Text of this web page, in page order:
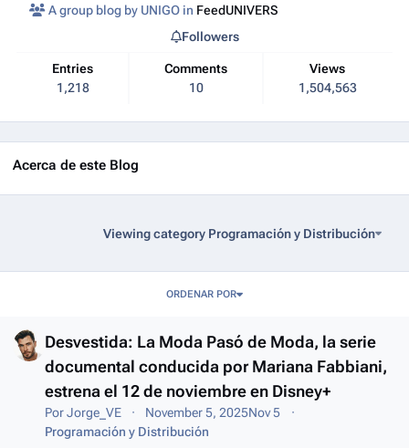
A group blog by UNIGO in FeedUNIVERS
Entries
1,218
Comments
10
Views
1,504,563
Followers
Acerca de este Blog
Viewing category Programación y Distribución
ORDENAR POR
Desvestida: La Moda Pasó de Moda, la serie
documental conducida por Mariana Fabbiani,
estrena el 12 de noviembre en Disney+
PorJorge_VE November 5, 2025Nov 5
Programación y Distribución